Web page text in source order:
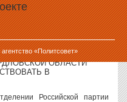
«Политсовет»
области, наркотики
ОБЛАСТИ
В
Российской партии